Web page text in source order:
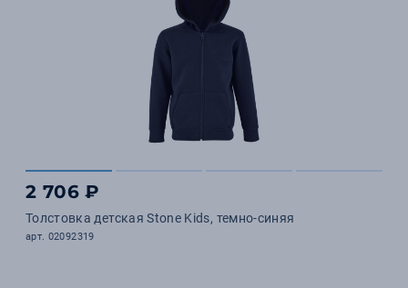
2 706 ₽
Толстовка детская Stone Kids, темно-синяя
арт. 02092319